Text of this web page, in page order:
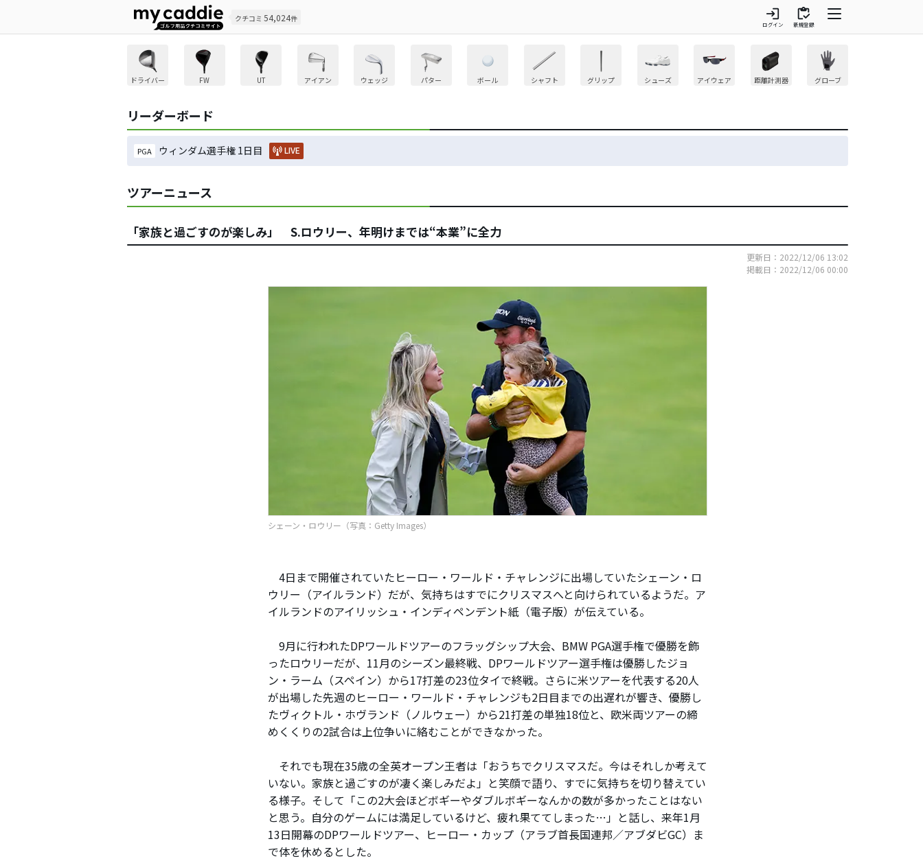
クチコミ 54,024件 login
ログイン
inventory
新規登録
ドライバー FW UT アイアン ウェッジ パター ボール シャフト グリップ シューズ アイウェア 距離計測器 グローブ
リーダーボード
PGA ウィンダム選手権 1日目 LIVE
ツアーニュース
「家族と過ごすのが楽しみ」 S.ロウリー、年明けまでは“本業”に全力
更新日：2022/12/06 13:02
掲載日：2022/12/06 00:00
シェーン・ロウリー（写真：Getty Images）
4日まで開催されていたヒーロー・ワールド・チャレンジに出場していたシェーン・ロ
ウリー（アイルランド）だが、気持ちはすでにクリスマスへと向けられているようだ。ア
イルランドのアイリッシュ・インディペンデント紙（電子版）が伝えている。
9月に行われたDPワールドツアーのフラッグシップ大会、BMW PGA選手権で優勝を飾
ったロウリーだが、11月のシーズン最終戦、DPワールドツアー選手権は優勝したジョ
ン・ラーム（スペイン）から17打差の23位タイで終戦。さらに米ツアーを代表する20人
が出場した先週のヒーロー・ワールド・チャレンジも2日目までの出遅れが響き、優勝し
たヴィクトル・ホヴランド（ノルウェー）から21打差の単独18位と、欧米両ツアーの締
めくくりの2試合は上位争いに絡むことができなかった。
それでも現在35歳の全英オープン王者は「おうちでクリスマスだ。今はそれしか考えて
いない。家族と過ごすのが凄く楽しみだよ」と笑顔で語り、すでに気持ちを切り替えてい
る様子。そして「この2大会ほどボギーやダブルボギーなんかの数が多かったことはない
と思う。自分のゲームには満足しているけど、疲れ果ててしまった…」と話し、来年1月
13日開幕のDPワールドツアー、ヒーロー・カップ（アラブ首長国連邦／アブダビGC）ま
で体を休めるとした。